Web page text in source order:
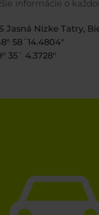
informácie o
Jasná Nízke Tatry,
58´14.4804"
35´ 4.3728"